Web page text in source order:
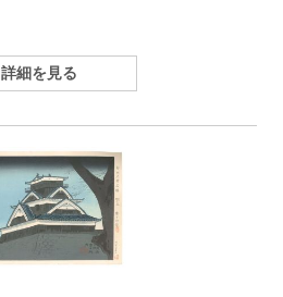
詳細を見る